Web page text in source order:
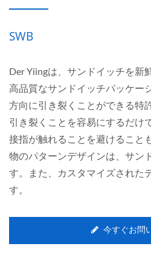
SWB
Der Yiingは、サンドイッチを新
高品質なサンドイッチパッケー
方向に引き裂くことができる特
引き裂くことを容易にするだけ
接指が触れることを避けること
物のパターンデザインは、サン
す。また、カスタマイズされた
す。
今すぐお問